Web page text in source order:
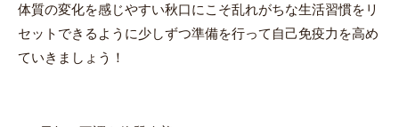
体質の変化を感じやすい秋口にこそ乱れがちな生活習慣をリ
セットできるように少しずつ準備を行って自己免疫力を高め
ていきましょう！